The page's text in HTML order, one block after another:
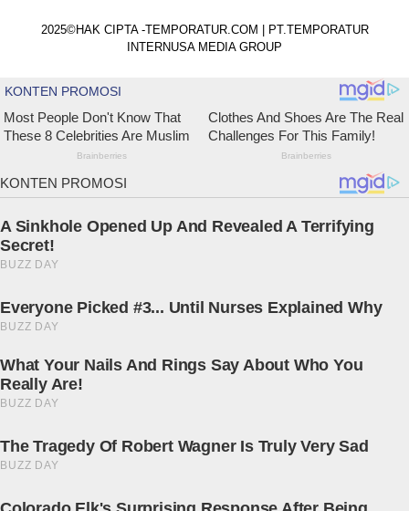
2025©HAK CIPTA -TEMPORATUR.COM | PT.TEMPORATUR
INTERNUSA MEDIA GROUP